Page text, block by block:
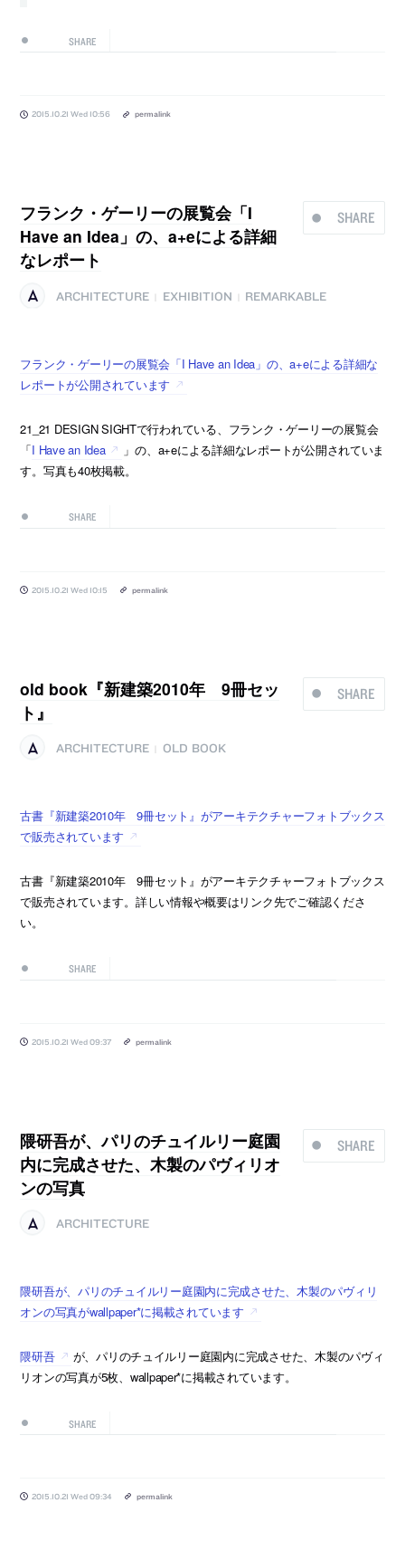
SHARE
2015.10.21 Wed 10:56 permalink
SHARE
フランク・ゲーリーの展覧会「I
Have an Idea」の、a+eによる詳細
なレポート
ARCHITECTURE EXHIBITION REMARKABLE
フランク・ゲーリーの展覧会「I Have an Idea」の、a+eによる詳細な
レポートが公開されています
21_21 DESIGN SIGHTで行われている、フランク・ゲーリーの展覧会
「I Have an Idea
」の、a+eによる詳細なレポートが公開されていま
す。写真も40枚掲載。
SHARE
2015.10.21 Wed 10:15 permalink
SHARE
old book『新建築2010年 9冊セッ
ト』
ARCHITECTURE OLD BOOK
古書『新建築2010年 9冊セット』がアーキテクチャーフォトブックス
で販売されています
古書『新建築2010年 9冊セット』がアーキテクチャーフォトブックス
で販売されています。詳しい情報や概要はリンク先でご確認くださ
い。
SHARE
2015.10.21 Wed 09:37 permalink
SHARE
隈研吾が、パリのチュイルリー庭園
内に完成させた、木製のパヴィリオ
ンの写真
ARCHITECTURE
隈研吾が、パリのチュイルリー庭園内に完成させた、木製のパヴィリ
オンの写真がwallpaper*に掲載されています
隈研吾
が、パリのチュイルリー庭園内に完成させた、木製のパヴィ
リオンの写真が5枚、wallpaper*に掲載されています。
SHARE
2015.10.21 Wed 09:34 permalink